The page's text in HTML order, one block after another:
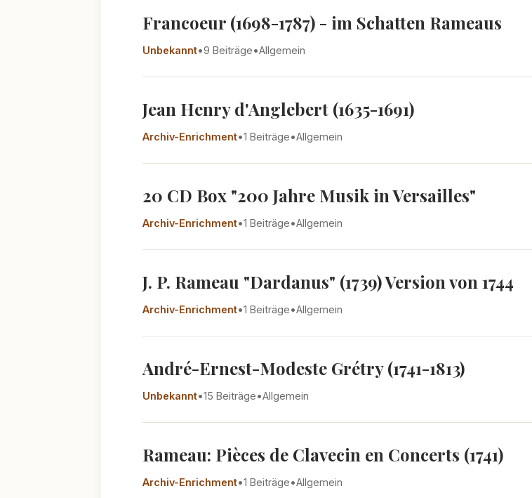
Francoeur (1698-1787) - im Schatten Rameaus
Unbekannt•9 Beiträge•Allgemein
Jean Henry d'Anglebert (1635-1691)
Archiv-Enrichment•1 Beiträge•Allgemein
20 CD Box "200 Jahre Musik in Versailles"
Archiv-Enrichment•1 Beiträge•Allgemein
J. P. Rameau "Dardanus" (1739) Version von 1744
Archiv-Enrichment•1 Beiträge•Allgemein
André-Ernest-Modeste Grétry (1741-1813)
Unbekannt•15 Beiträge•Allgemein
Rameau: Pièces de Clavecin en Concerts (1741)
Archiv-Enrichment•1 Beiträge•Allgemein